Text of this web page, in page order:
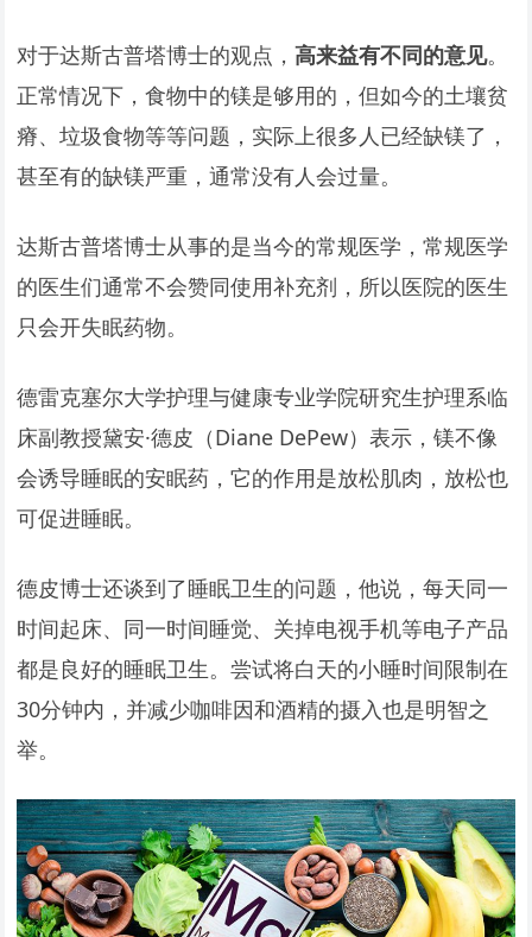
对于达斯古普塔博士的观点，高来益有不同的意见。
正常情况下，食物中的镁是够用的，但如今的土壤贫
瘠、垃圾食物等等问题，实际上很多人已经缺镁了，
甚至有的缺镁严重，通常没有人会过量。
达斯古普塔博士从事的是当今的常规医学，常规医学
的医生们通常不会赞同使用补充剂，所以医院的医生
只会开失眠药物。
德雷克塞尔大学护理与健康专业学院研究生护理系临
床副教授黛安·德皮（Diane DePew）表示，镁不像
会诱导睡眠的安眠药，它的作用是放松肌肉，放松也
可促进睡眠。
德皮博士还谈到了睡眠卫生的问题，他说，每天同一
时间起床、同一时间睡觉、关掉电视手机等电子产品
都是良好的睡眠卫生。尝试将白天的小睡时间限制在
30分钟内，并减少咖啡因和酒精的摄入也是明智之
举。